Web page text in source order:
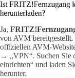
Ist FRITZ!Fernzugang
herunterladen?
Ja,
von AVM
offiziellen AVM-
→ „VPN“. Suchen Sie
einrichten“ und laden
herunter.